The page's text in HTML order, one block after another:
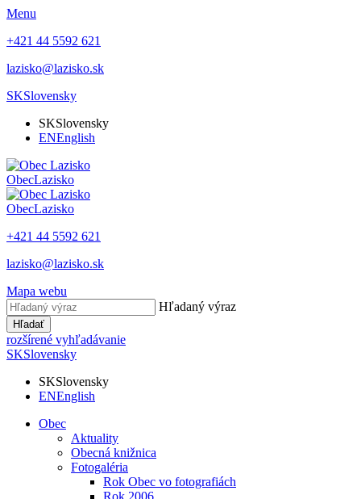
Menu
+421 44 5592 621
lazisko@lazisko.sk
SKSlovensky
SKSlovensky
ENEnglish
ObecLazisko
ObecLazisko
+421 44 5592 621
lazisko@lazisko.sk
Mapa webu
Hľadaný výraz
Hľadať
rozšírené vyhľadávanie
SKSlovensky
SKSlovensky
ENEnglish
Obec
Aktuality
Obecná knižnica
Fotogaléria
Rok Obec vo fotografiách
Rok 2006